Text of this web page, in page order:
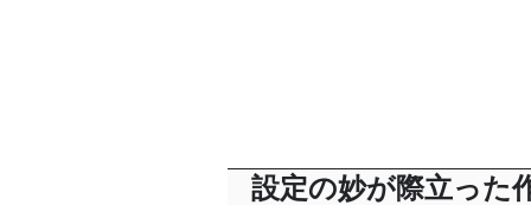
設定の妙が際立った